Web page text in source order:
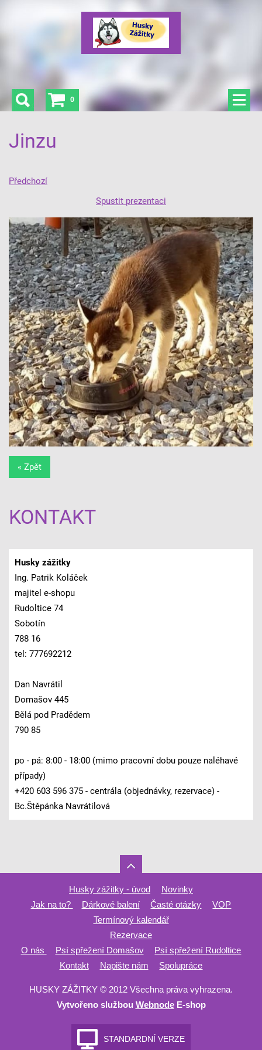
Jinzu
Předchozí
Spustit prezentaci
« Zpět
KONTAKT
Husky zážitky
Ing. Patrik Koláček
majitel e-shopu
Rudoltice 74
Sobotín
788 16
tel: 777692212
Dan Navrátil
Domašov 445
Bělá pod Pradědem
790 85
po - pá: 8:00 - 18:00 (mimo pracovní dobu pouze naléhavé
případy)
+420 603 596 375 - centrála (objednávky, rezervace) -
Bc.Štěpánka Navrátilová
Husky zážitky - úvod
Novinky
Jak na to?
Dárkové balení Časté otázky
VOP
Termínový kalendář
Rezervace
O nás
Psí spřežení Domašov
Psí spřežení Rudoltice
Kontakt
Napište nám Spolupráce
HUSKY ZÁŽITKY © 2012 Všechna práva vyhrazena.
Vytvořeno službou WebnodeE-shop
STANDARDNÍ VERZE
0